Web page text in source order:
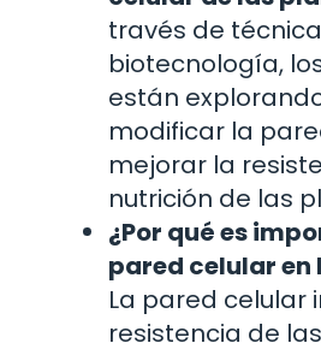
través de
biotecnología,
están
modificar la
mejorar la
nutrición de las
¿Por qué es
pared celular
La pared celular
resistencia de